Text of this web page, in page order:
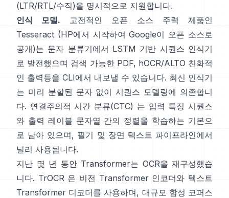
(LTR/RTL/수직)을 명시적으로 지원합니다.
인식 모델. 고전적인 오픈 소스 주력 제품인
Tesseract (HP에서 시작하여 Google이 오픈 소스로
공개)는 문자 분류기에서 LSTM 기반 시퀀스 인식기
로 발전했으며 검색 가능한 PDF, hOCR/ALTO 친화적
인 출력등을 CLI에서 내보낼 수 있습니다. 최신 인식기
는 미리 분할된 문자 없이 시퀀스 모델링에 의존합니
다. 연결주의적 시간 분류(CTC) 는 입력 특징 시퀀스
와 출력 레이블 문자열 간의 정렬을 학습하는 기본으
로 남아 있으며, 필기 및 장면 텍스트 파이프라인에서
널리 사용됩니다.
지난 몇 년 동안 Transformer는 OCR을 재구성했습
니다. TrOCR 은 비전 Transformer 인코더와 텍스트
Transformer 디코더를 사용하며, 대규모 합성 코퍼스